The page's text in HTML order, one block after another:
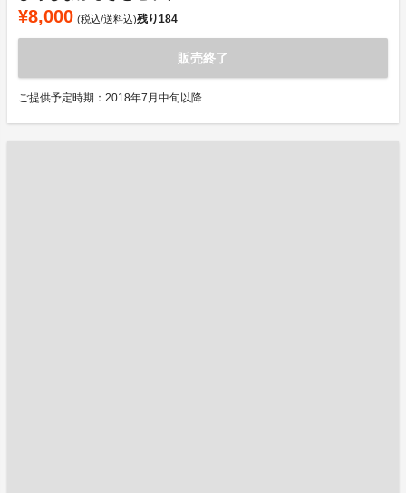
¥8,000 (税込/送料込)残り184
販売終了
ご提供予定時期：2018年7月中旬以降